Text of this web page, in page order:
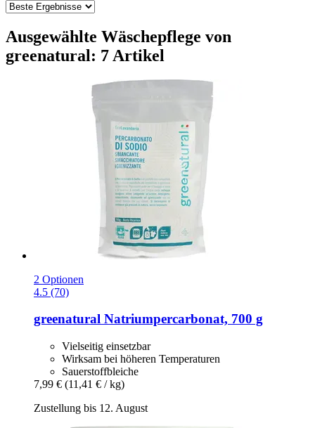
Ausgewählte Wäschepflege von
greenatural: 7 Artikel
2 Optionen
4.5 (70)
greenatural Natriumpercarbonat, 700 g
Vielseitig einsetzbar
Wirksam bei höheren Temperaturen
Sauerstoffbleiche
7,99 € (11,41 € / kg)
Zustellung bis 12. August